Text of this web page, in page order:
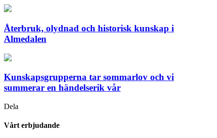
Återbruk, olydnad och historisk kunskap i
Almedalen
Kunskapsgrupperna tar sommarlov och vi
summerar en händelserik vår
Dela
Vårt erbjudande